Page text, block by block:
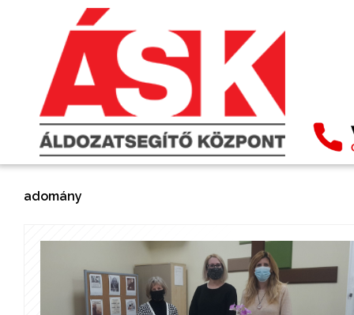
adomány